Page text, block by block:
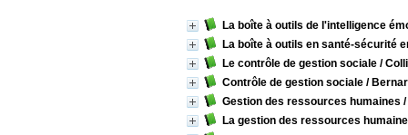
La boîte à outils de l'intelligence
La boîte à outils en santé-sécurité
Le contrôle de gestion sociale /
Contrôle de gestion sociale /
Gestion des ressources humaines
La gestion des ressources